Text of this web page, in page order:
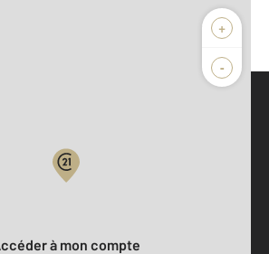
+
-
Accéder à mon compte